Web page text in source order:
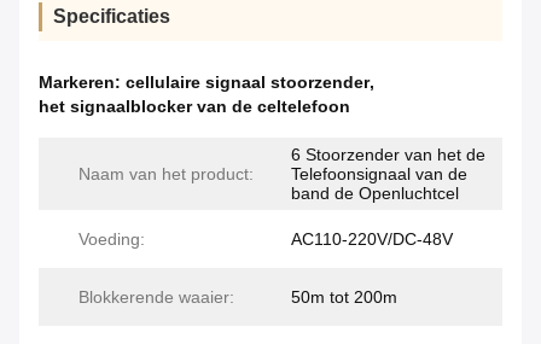
Specificaties
Markeren: cellulaire signaal stoorzender,
het signaalblocker van de celtelefoon
Naam van het product:
6 Stoorzender van het de
Telefoonsignaal van de
band de Openluchtcel
Voeding: AC110-220V/DC-48V
Blokkerende waaier: 50m tot 200m